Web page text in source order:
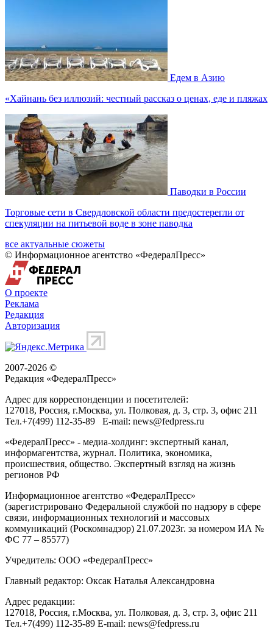
Едем в Азию
«Хайнань без иллюзий: честный рассказ о ценах, еде и пляжах
Паводки в России
Торговые сети в Свердловской области предостерегли от
спекуляции на питьевой воде в зоне паводка
все актуальные сюжеты
© Информационное агентство «ФедералПресс»
О проекте
Реклама
Редакция
Авторизация
2007-2026 ©
Редакция «ФедералПресс»
Адрес для корреспонденции и посетителей:
127018, Россия, г.Москва, ул. Полковая, д. 3, стр. 3, офис 211
Тел.+7(499) 112-35-89 E-mail: news@fedpress.ru
«ФедералПресс» - медиа-холдинг: экспертный канал,
информагентства, журнал. Политика, экономика,
происшествия, общество. Экспертный взгляд на жизнь
регионов РФ
Информационное агентство «ФедералПресс»
(зарегистрировано Федеральной службой по надзору в сфере
связи, информационных технологий и массовых
коммуникаций (Роскомнадзор) 21.07.2023г. за номером ИА №
ФС 77 – 85577)
Учредитель: ООО «ФедералПресс»
Главный редактор: Оксак Наталья Александровна
Адрес редакции:
127018, Россия, г.Москва, ул. Полковая, д. 3, стр. 3, офис 211
Тел.+7(499) 112-35-89 E-mail: news@fedpress.ru